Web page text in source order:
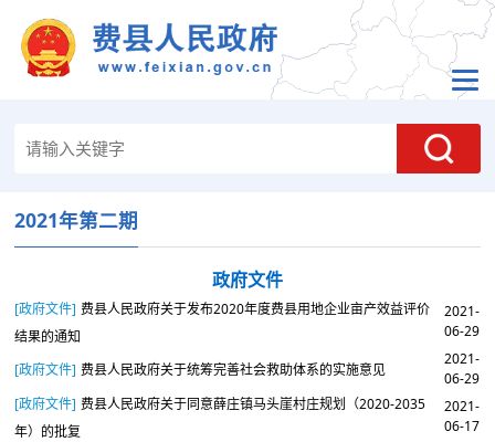
2021年第二期
政府文件
[政府文件] 费县人民政府关于发布2020年度费县用地企业亩产效益评价
结果的通知
2021-
06-29
[政府文件] 费县人民政府关于统筹完善社会救助体系的实施意见
2021-
06-29
[政府文件] 费县人民政府关于同意薛庄镇马头崖村庄规划（2020-2035
年）的批复
2021-
06-17